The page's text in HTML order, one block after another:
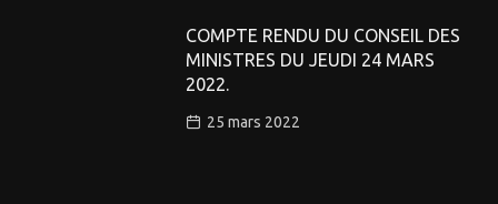
COMPTE RENDU DU CONSEIL DES
MINISTRES DU JEUDI 24 MARS
2022.
25 mars 2022